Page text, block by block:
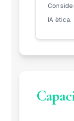
IA ètica.